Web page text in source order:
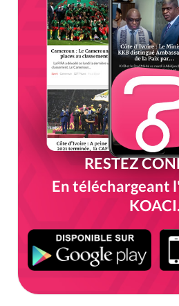
RESTEZ
En téléchargeant
KOACI.